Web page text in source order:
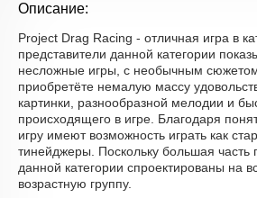
Описание:
Project Drag Racing - отличная игра в
представители данной категории
несложные игры, с необычным
приобретёте немалую массу
картинки, разнообразной мелодии и
происходящего в игре. Благодаря
игру имеют возможность играть как
тинейджеры. Поскольку большая часть
данной категории спроектированы на
возрастную группу.